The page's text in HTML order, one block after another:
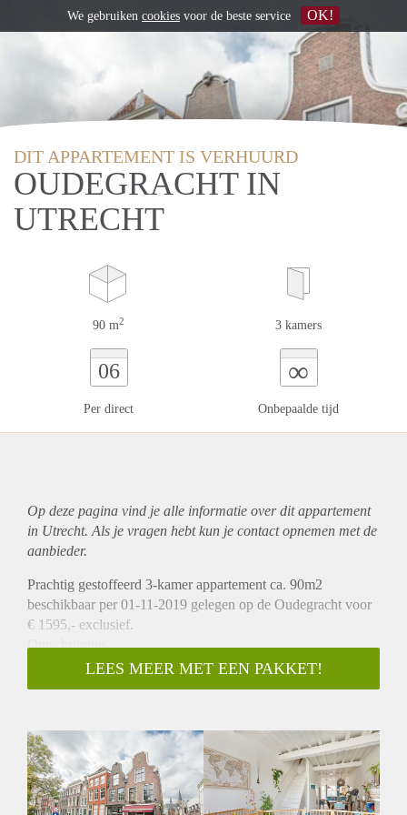
DIT APPARTEMENT IS VERHUURD
OUDEGRACHT IN
UTRECHT
90 m2 3 kamers
06
Per direct
∞
Onbepaalde tijd
Op deze pagina vind je alle informatie over ditappartement
in Utrecht. Als je vragen hebt kun je contact opnemen met de
aanbieder.
Prachtig gestoffeerd 3-kamer appartement ca. 90m2
beschikbaar per 01-11-2019 gelegen op de Oudegracht voor
€ 1595,- exclusief.
Omschrijving
Deze prachtige bovenwoning heeft op de 1e verdieping aan
de voorzijde een ruim zit gedeelte en aan achterzijde bevindt
2e verdieping bevinden zicht 2 ruime slaapkamers en een
kleine badkamer met douche en wastafel. Kortom een ruim
appartement op een unieke locaties.
Ligging
LEES MEER MET EEN PAKKET!
We gebruiken cookies voor de beste service OK!